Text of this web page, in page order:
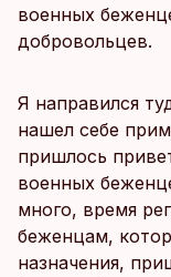
военных
добровольцев.
Я направился
нашел себе
пришлось
военных
много, время
беженцам,
назначения,